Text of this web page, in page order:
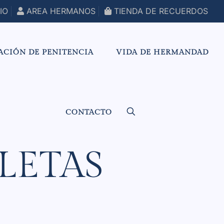
AREA HERMANOS TIENDA DE RECUERDOS
DE PENITENCIA VIDA DE HERMANDAD
CONTACTO